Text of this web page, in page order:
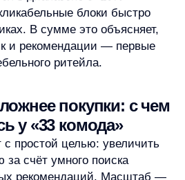
поиск
стилям, размерам
покупателей
и "узкие» фильтры,
товар.
упрощение пути.
на мобильных), «угадать»
и показать
— те самые «33